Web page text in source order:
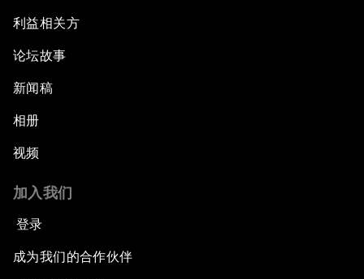
利益相关方
论坛故事
新闻稿
相册
视频
加入我们
登录
成为我们的合作伙伴